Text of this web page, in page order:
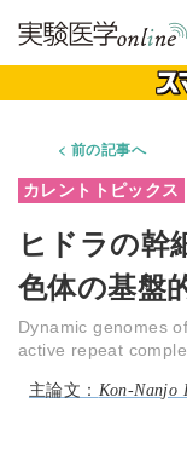
前の記事へ
ヒドラの幹
色体の基盤
Dynamic genomes
active repeat
Kon-Nanjo